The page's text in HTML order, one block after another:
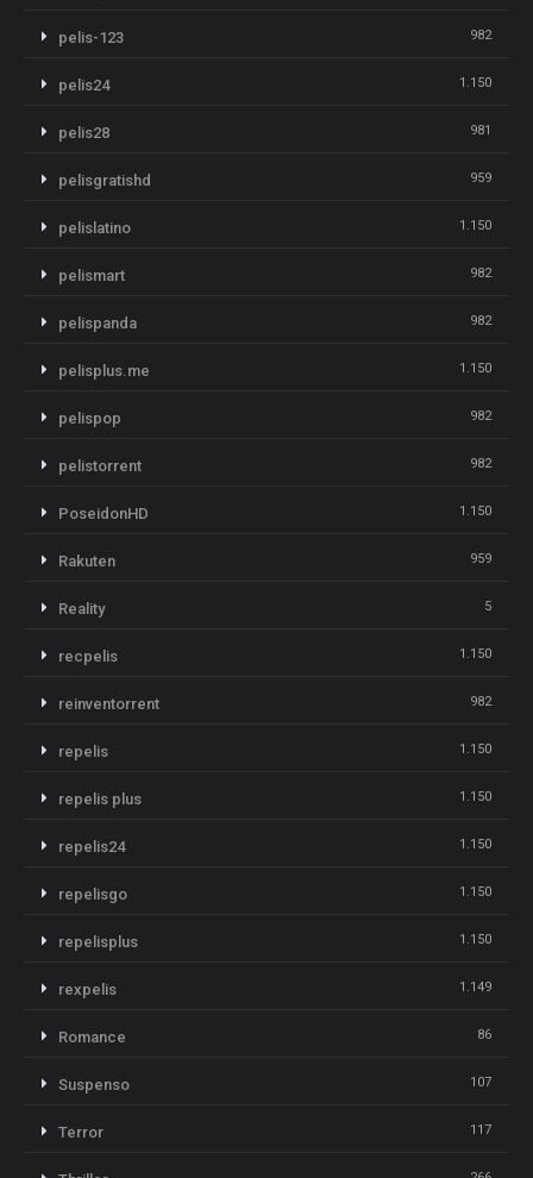
pelis-123 982
pelis24 1.150
pelis28 981
pelisgratishd 959
pelislatino 1.150
pelismart 982
pelispanda 982
pelisplus.me 1.150
pelispop 982
pelistorrent 982
PoseidonHD 1.150
Rakuten 959
Reality 5
recpelis 1.150
reinventorrent 982
repelis 1.150
repelis plus 1.150
repelis24 1.150
repelisgo 1.150
repelisplus 1.150
rexpelis 1.149
Romance 86
Suspenso 107
Terror 117